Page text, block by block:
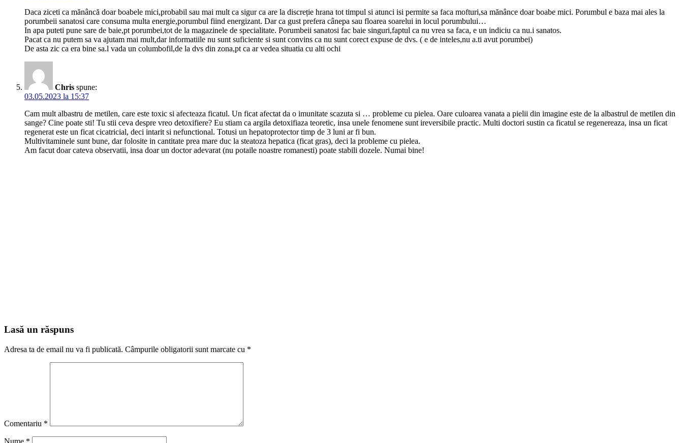
Daca ziceti ca mănâncă doar boabele mici,probabil sau mai mult ca sigur ca are la discreție hrana tot timpul si atunci isi permite sa faca mofturi,sa mănânce doar boabe mici. Porumbul e baza mai ales la
porumbeii sanatosi care consuma multa energie,porumbul fiind energizant. Dar ca gust prefera cânepa sau floarea soarelui in locul porumbului…
In apa puteti pune sare de baie,pt porumbei,tot de la magazinele de specialitate. Porumbeii sanatosi fac baie singuri,faptul ca nu vrea sa faca, e un indiciu ca nu.i sanatos.
Pacat ca nu putem sa va ajutam mai mult,dar informatiile nu sunt suficiente si sunt convins ca nu sunt corect expuse de dvs. ( e de inteles,nu a.ti avut porumbei)
De asta zic ca era bine sa.l vada un columbofil,de la dvs din zona,pt ca ar vedea situatia cu alti ochi
Chris spune:
03.05.2023 la 15:37
Cam mult albastru de metilen, care este toxic si afecteaza ficatul. Un ficat afectat da o imunitate scazuta si … probleme cu pielea. Oare culoarea vanata a pielii din imagine este de la albastrul de metilen din
sange? Cine poate sti! Tu stii ceva despre vreo detoxifiere? Eu stiam ca argila detoxifiaza teoretic, insa unele fenomene sunt ireversibile practic. Multi doctori sustin ca ficatul se regenereaza, insa un ficat
regenerat este un ficat cicatricial, deci intarit si nefunctional. Totusi un hepatoprotector timp de 3 luni ar fi bun.
Multivitaminele sunt bune, dar folosite in cantitate prea mare duc la steatoza hepatica (ficat gras), deci la probleme cu pielea.
Am facut doar cateva observatii, insa doar un doctor adevarat (nu potaile noastre romanesti) poate stabili dozele. Numai bine!
Lasă un răspuns
Adresa ta de email nu va fi publicată. Câmpurile obligatorii sunt marcate cu *
Comentariu *
Nume *